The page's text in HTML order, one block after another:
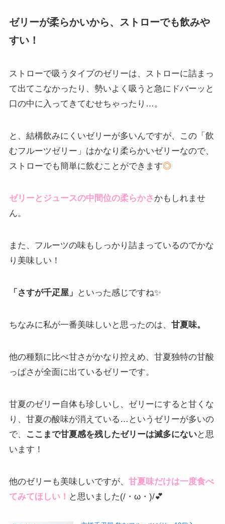
ゼリーが柔らかいから、ストローでも飲みや
すい！
ストローで吸うタイプのゼリーは、ストローに詰まっ
て出てこなかったり、勢いよく吸うと急にドバーッと
口の中に入ってきてむせちゃったり…。
と、結構飲みにくいゼリーが多いんですが、この「飲
むフルーツゼリー」はかなり柔らかいゼリーなので、
ストローでも簡単に飲むことができます◎
ゼリーとジュースの中間位の柔らかさ かもしれませ
ん。
また、フルーツの味もしっかり詰まっているのでかな
り美味しい！
「さすが千疋屋」 といった感じですね✨
ちなみに私が一番美味しいと思ったのは、 甘夏味。
他の種類に比べ甘さがかなり控えめ、甘夏独特の甘酸
っぱさが全面に出ているゼリーです。
甘夏のゼリー自体も珍しいし、ゼリーにすると甘くな
り、甘夏の酸味が消えている…というゼリーが多いの
で、
ここまで甘夏感を残したゼリーは滅多にないと思
います！
他のゼリーも美味しいですが、 甘夏味だけは一度食べ
てみてほしい！ と思いました(/・ω・)/💕